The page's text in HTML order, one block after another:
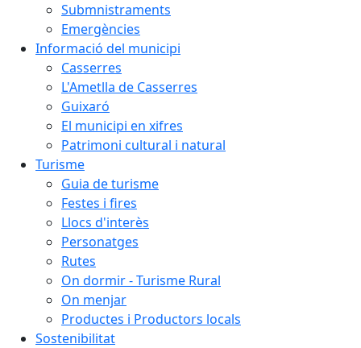
Submnistraments
Emergències
Informació del municipi
Casserres
L'Ametlla de Casserres
Guixaró
El municipi en xifres
Patrimoni cultural i natural
Turisme
Guia de turisme
Festes i fires
Llocs d'interès
Personatges
Rutes
On dormir - Turisme Rural
On menjar
Productes i Productors locals
Sostenibilitat